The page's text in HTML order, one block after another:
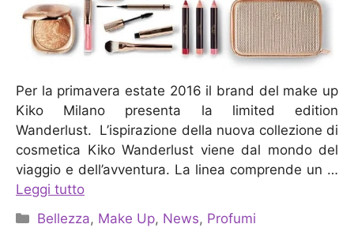
Per la primavera estate 2016 il brand del make up
Kiko Milano presenta la limited edition
Wanderlust. L’ispirazione della nuova collezione di
cosmetica Kiko Wanderlust viene dal mondo del
viaggio e dell’avventura. La linea comprende un …
Leggi tutto
Categorie
Bellezza, Make Up, News, Profumi